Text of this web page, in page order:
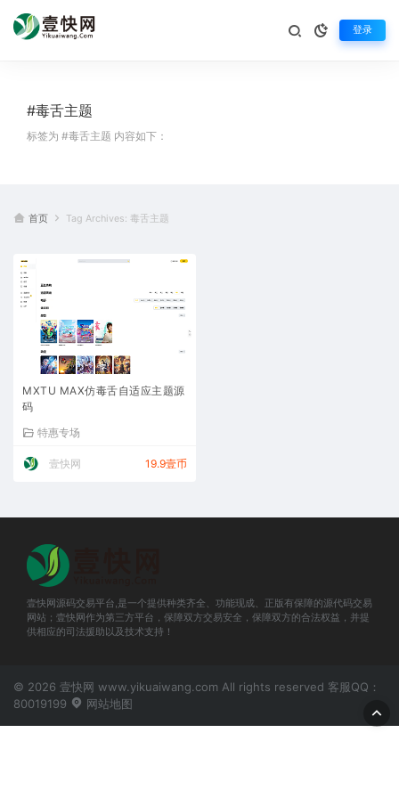
登录
#毒舌主题
标签为 #毒舌主题 内容如下：
首页 Tag Archives: 毒舌主题
MXTU MAX仿毒舌自适应主题源
码
特惠专场
壹快网 19.9壹币
壹快网源码交易平台,是一个提供种类齐全、功能现成、正版有保障的源代码交易
网站；壹快网作为第三方平台，保障双方交易安全，保障双方的合法权益，并提
供相应的司法援助以及技术支持！
© 2026 壹快网 www.yikuaiwang.com All rights reserved 客服QQ：
80019199
网站地图